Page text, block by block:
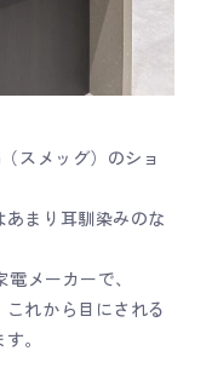
スメッグ）のショ
まり耳馴染みのな
メーカーで、
れから目にされる
。